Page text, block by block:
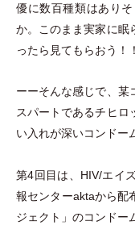
優に数百種類はあり
か。このまま実家に眠
ったら見てもらおう！！
ーーそんな感じで、某
スパートであるチヒロ
い入れが深いコンドー
第4回目は、HIV/エイ
報センターaktaから配
ジェクト 」 のコンドー